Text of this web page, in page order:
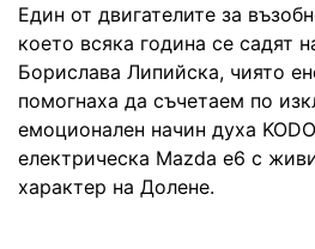
Един от двигателите за
което всяка година се садят
Борислава Липийска, чиято
помогнаха да съчетаем по
емоционален начин духа
електрическа Mazda e6 с
характер на Долене.